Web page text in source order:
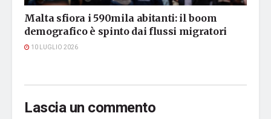
Malta sfiora i 590mila abitanti: il boom
demografico è spinto dai flussi migratori
10 LUGLIO 2026
Lascia un commento